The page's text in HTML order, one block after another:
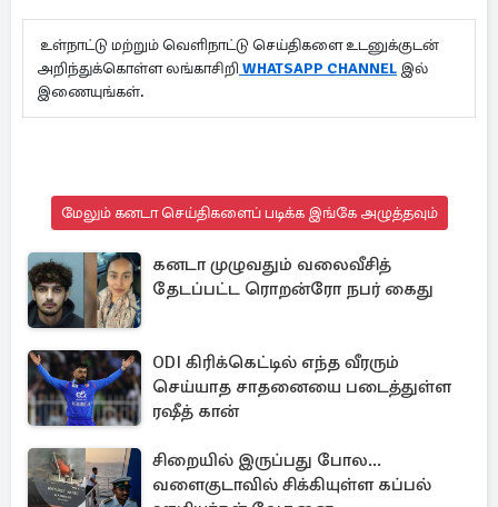
உள்நாட்டு மற்றும் வெளிநாட்டு செய்திகளை உடனுக்குடன்
அறிந்துக்கொள்ள லங்காசிறி WHATSAPP CHANNEL இல்
இணையுங்கள்.
மேலும் கனடா செய்திகளைப் படிக்க இங்கே அழுத்தவும்
கனடா முழுவதும் வலைவீசித்
தேடப்பட்ட ரொறன்ரோ நபர் கைது
ODI கிரிக்கெட்டில் எந்த வீரரும்
செய்யாத சாதனையை படைத்துள்ள
ரஷீத் கான்
சிறையில் இருப்பது போல...
வளைகுடாவில் சிக்கியுள்ள கப்பல்